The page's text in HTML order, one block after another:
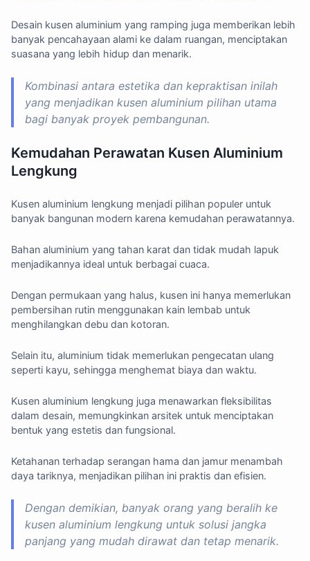
Desain kusen aluminium yang ramping juga memberikan lebih
banyak pencahayaan alami ke dalam ruangan, menciptakan
suasana yang lebih hidup dan menarik.
Kombinasi antara estetika dan kepraktisan inilah
yang menjadikan kusen aluminium pilihan utama
bagi banyak proyek pembangunan.
Kemudahan Perawatan Kusen Aluminium
Lengkung
Kusen aluminium lengkung menjadi pilihan populer untuk
banyak bangunan modern karena kemudahan perawatannya.
Bahan aluminium yang tahan karat dan tidak mudah lapuk
menjadikannya ideal untuk berbagai cuaca.
Dengan permukaan yang halus, kusen ini hanya memerlukan
pembersihan rutin menggunakan kain lembab untuk
menghilangkan debu dan kotoran.
Selain itu, aluminium tidak memerlukan pengecatan ulang
seperti kayu, sehingga menghemat biaya dan waktu.
Kusen aluminium lengkung juga menawarkan fleksibilitas
dalam desain, memungkinkan arsitek untuk menciptakan
bentuk yang estetis dan fungsional.
Ketahanan terhadap serangan hama dan jamur menambah
daya tariknya, menjadikan pilihan ini praktis dan efisien.
Dengan demikian, banyak orang yang beralih ke
kusen aluminium lengkung untuk solusi jangka
panjang yang mudah dirawat dan tetap menarik.